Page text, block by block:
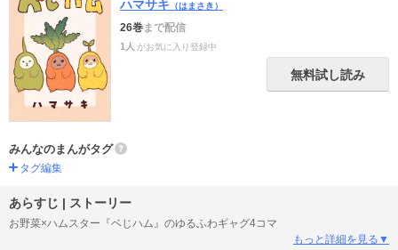
ハマサキ （はまさき）
26巻まで配信
1人 がお気に入り登録中
無料試し読み
みんなのまんがタグ
タグ編集
あらすじ | ストーリー
お野菜×ハムスター『ベじハム』のゆるふわギャグ4コマ
もっと詳細を見る▼